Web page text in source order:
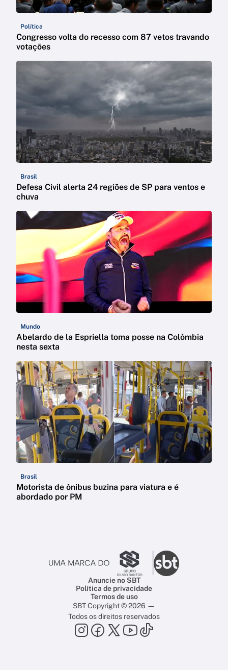
Política
Congresso volta do recesso com 87 vetos travando
votações
Brasil
Defesa Civil alerta 24 regiões de SP para ventos e
chuva
Mundo
Abelardo de la Espriella toma posse na Colômbia
nesta sexta
Brasil
Motorista de ônibus buzina para viatura e é
abordado por PM
Anuncie no SBT
Política de privacidade
Termos de uso
SBT Copyright © 2026 —
Todos os direitos reservados